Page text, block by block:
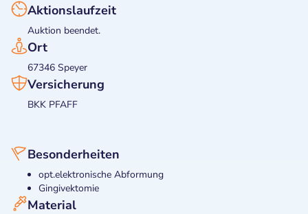
Aktionslaufzeit
Auktion beendet.
Ort
67346 Speyer
Versicherung
BKK PFAFF
Besonderheiten
opt.elektronische Abformung
Gingivektomie
Material